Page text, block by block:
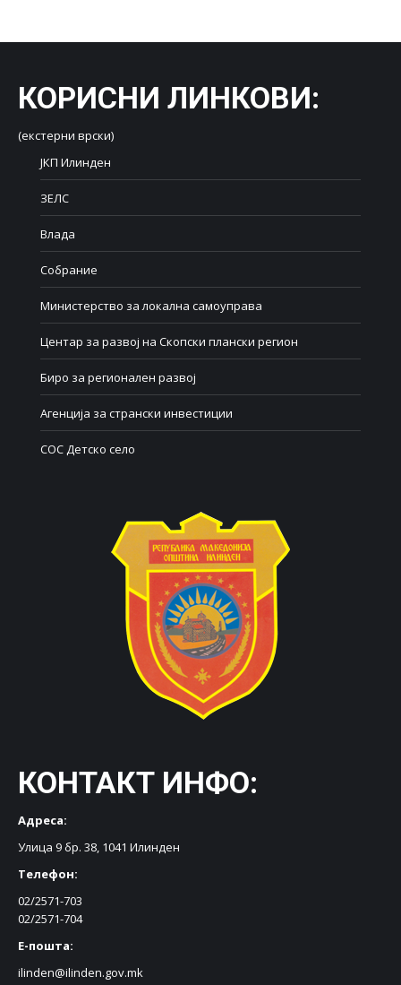
КОРИСНИ ЛИНКОВИ:
(екстерни врски)
ЈКП Илинден
ЗЕЛС
Влада
Собрание
Министерство за локална самоуправа
Центар за развој на Скопски плански регион
Биро за регионален развој
Агенција за странски инвестиции
СОС Детско село
КОНТАКТ ИНФО:
Адреса:
Улица 9 бр. 38, 1041 Илинден
Телефон:
02/2571-703
02/2571-704
Е-пошта:
ilinden@ilinden.gov.mk